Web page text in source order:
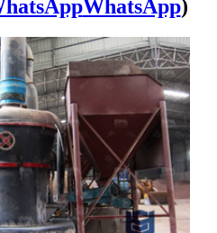
WhatsApp)